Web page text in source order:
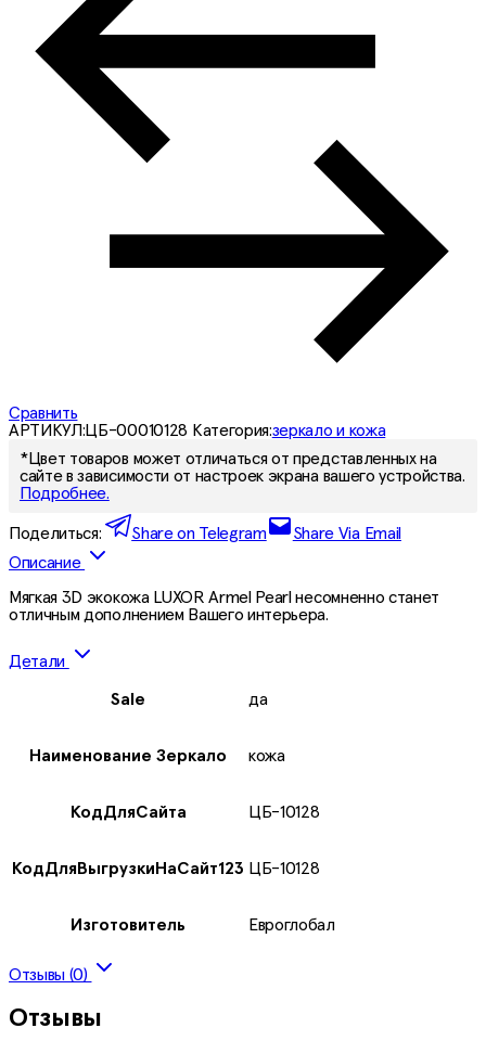
Сравнить
АРТИКУЛ:ЦБ-00010128 Категория:зеркало и кожа
*Цвет товаров может отличаться от представленных на
сайте в зависимости от настроек экрана вашего устройства.
Подробнее.
Поделиться: Share on Telegram
Share Via Email
Описание
Мягкая 3D экокожа LUXOR Armel Pearl несомненно станет
отличным дополнением Вашего интерьера.
Детали
Sale да
Наименование Зеркало кожа
КодДляСайта ЦБ-10128
КодДляВыгрузкиНаСайт123 ЦБ-10128
Изготовитель Евроглобал
Отзывы (0)
Отзывы